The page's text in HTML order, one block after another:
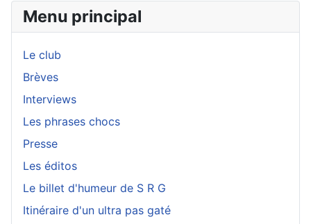
Menu principal
Le club
Brèves
Interviews
Les phrases chocs
Presse
Les éditos
Le billet d'humeur de S R G
Itinéraire d'un ultra pas gaté